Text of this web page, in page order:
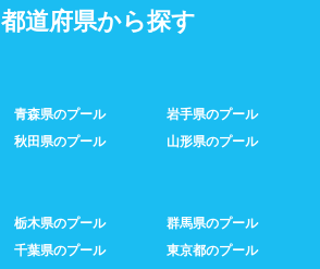
都道府県から探す
青森県のプール
岩手県のプール
秋田県のプール
山形県のプール
栃木県のプール
群馬県のプール
千葉県のプール
東京都のプール